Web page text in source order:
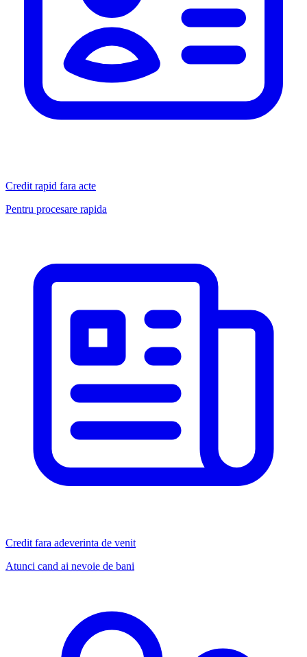
Credit rapid fara acte
Pentru procesare rapida
Credit fara adeverinta de venit
Atunci cand ai nevoie de bani